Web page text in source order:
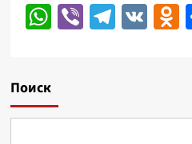
WhatsApp
ViberVK
Поиск